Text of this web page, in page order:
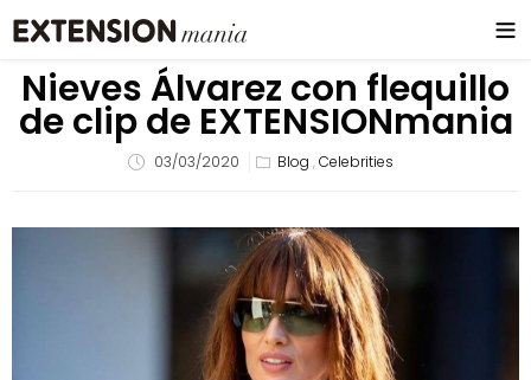
Nieves Álvarez con flequillo
de clip de EXTENSIONmania
03/03/2020 Blog ,Celebrities